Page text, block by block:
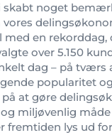
skabt noget
en
over 5.150
dag – på tværs
popularitet
at gøre
miljøvenlig
fremtiden lys ud